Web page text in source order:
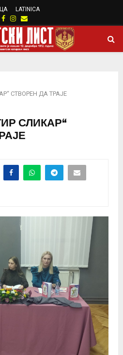
LATINICA
Facebook
Instagram
Email
СТВОРЕН ДА ТРАЈЕ
СЛИКАР“